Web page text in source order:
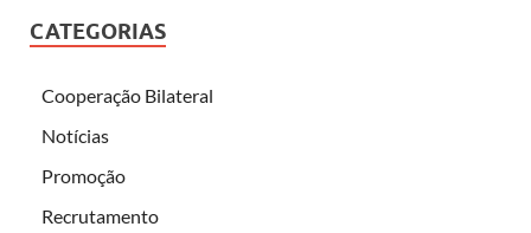
CATEGORIAS
Cooperação Bilateral
Notícias
Promoção
Recrutamento